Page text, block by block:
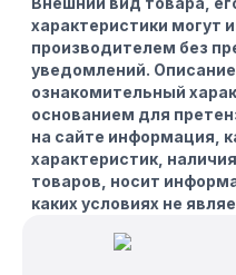
характеристики могут
производителем без
уведомлений.
ознакомительный
основанием для
на сайте информация,
характеристик,
товаров, носит
каких условиях не
Гражданского кодекса